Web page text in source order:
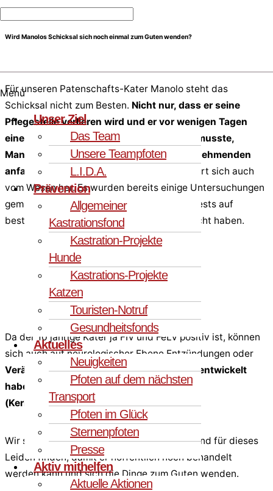
Menü
Unser Ziel
Das Team
Unsere Teampfoten
L.I.D.A.
Prävention
Allgemeiner
Kastrationsfond
Kastration-Projekte
Hunde
Kastrations-Projekte
Katzen
Touristen-Notruf
Gesundheitsfonds
Aktuelles
Neuigkeiten
Pfoten auf dem nächsten
Transport
Pfoten im Glück
Sternenpfoten
Presse
Aktiv mithelfen
Aktuelle Aktionen
Wird Manolos Schicksal sich noch einmal zum Guten wenden?
Für unseren Patenschafts-Kater Manolo steht das
Schicksal nicht zum Besten. Nicht nur, dass er seine
Pflegestelle verlieren wird und er vor wenigen Tagen
einen seiner Katerkumpel verabschieden musste,
Manolo leidet seit einigen Monaten an zunehmenden
anfallsartigen Erscheinungen
und verändert sich auch
vom Wesen her. Es wurden bereits einige Untersuchungen
gemacht, sowohl bildgebend als auch Bluttests auf
bestimmte Erreger, die kein Ergebnis gebracht haben.
Da der 10 jährige Kater ja FIV und FeLV positiv ist, können
sich auch auf neurologischer Ebene Entzündungen oder
Veränderungen im Bereich seines Kopfes entwickelt
haben, die wir nur mittels eines MRT
(Kernspintomographie) abklärenkönnen.
Wir schulden es Manolo, dass wir einen Grund für dieses
Leiden finden, damit er hoffentlich noch behandelt
werden kann und sich die Dinge zum Guten wenden.